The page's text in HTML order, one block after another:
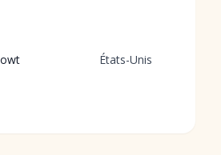
États-Unis